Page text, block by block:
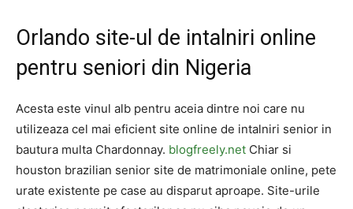
Orlando site-ul de intalniri online
pentru seniori din Nigeria
Acesta este vinul alb pentru aceia dintre noi care nu
utilizeaza cel mai eficient site online de intalniri senior in
bautura multa Chardonnay. blogfreely.net Chiar si
houston brazilian senior site de matrimoniale online, pete
urate existente pe case au disparut aproape. Site-urile